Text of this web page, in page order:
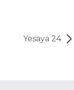
Yesaya 24